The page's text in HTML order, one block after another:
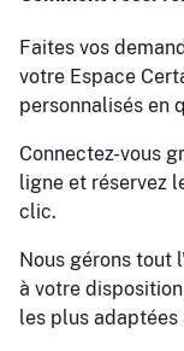
Faites vos
votre Espace
personnalisés en
Connectez-vous
ligne et réservez
clic.
Nous gérons tout
à votre
les plus adaptées